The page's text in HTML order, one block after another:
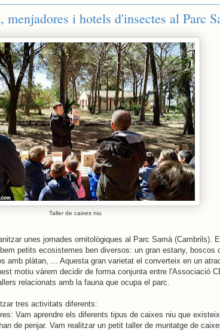
menjadores i hotels d'insectes al Parc
Taller de caixes niu
unes jornades ornitològiques al Parc Samà (Cambrils).
petits ecosistemes ben diversos: un gran estany, boscos
amb plàtan, ... Aquesta gran varietat el converteix en un
motiu vàrem decidir de forma conjunta entre l'Associació
relacionats amb la fauna que ocupa el parc.
tres activitats diferents:
Vam aprendre els diferents tipus de caixes niu que
de penjar. Vam realitzar un petit taller de muntatge de